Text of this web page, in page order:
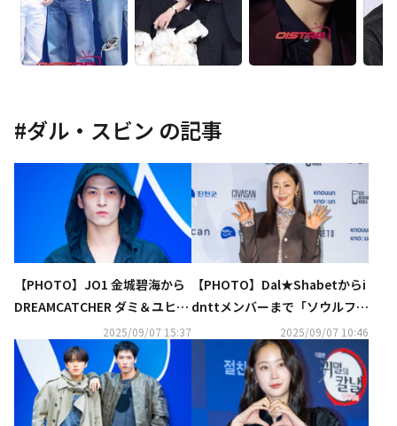
#ダル・スビン の記事
【PHOTO】JO1 金城碧海から
DREAMCATCHER ダミ＆ユヒョ
ンまで「ソウルファッションウ
ィーク」に出席
2025/09/07 15:37
【PHOTO】Dal★Shabetからi
dnttメンバーまで「ソウルファ
ッションウィーク」に出席
2025/09/07 10:46